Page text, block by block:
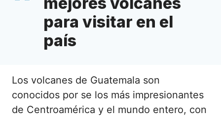
para visitar en el
país
Los volcanes de Guatemala son
conocidos por se los más impresionantes
de Centroamérica y el mundo entero, con